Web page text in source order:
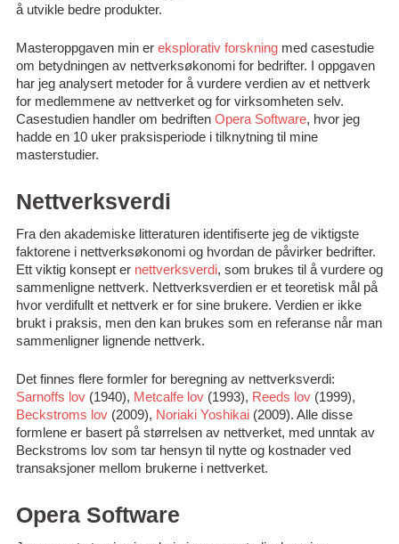
å utvikle bedre produkter.
Masteroppgaven min er eksplorativ forskningmed casestudie
om betydningen av nettverksøkonomi for bedrifter. I oppgaven
har jeg analysert metoder for å vurdere verdien av et nettverk
for medlemmene av nettverket og for virksomheten selv.
Casestudien handler om bedriften Opera Software, hvor jeg
hadde en 10 uker praksisperiode i tilknytning til mine
masterstudier.
Nettverksverdi
Fra den akademiske litteraturen identifiserte jeg de viktigste
faktorene i nettverksøkonomi og hvordan de påvirker bedrifter.
Ett viktig konsept er nettverksverdi, som brukes til å vurdere og
sammenligne nettverk. Nettverksverdien er et teoretisk mål på
hvor verdifullt et nettverk er for sine brukere. Verdien er ikke
brukt i praksis, men den kan brukes som en referanse når man
sammenligner lignende nettverk.
Det finnes flere formler for beregning av nettverksverdi:
Sarnoffs lov(1940), Metcalfe lov(1993), Reeds lov(1999),
Beckstroms lov(2009), Noriaki Yoshikai(2009). Alle disse
formlene er basert på størrelsen av nettverket, med unntak av
Beckstroms lov som tar hensyn til nytte og kostnader ved
transaksjoner mellom brukerne i nettverket.
Opera Software